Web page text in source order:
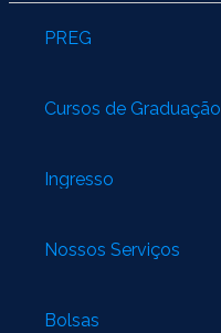
PREG
Cursos de Graduação
Ingresso
Nossos Serviços
Bolsas